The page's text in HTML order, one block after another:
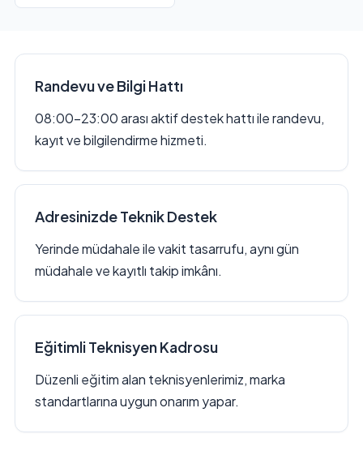
Randevu ve Bilgi Hattı
08:00–23:00 arası aktif destek hattı ile randevu,
kayıt ve bilgilendirme hizmeti.
Adresinizde Teknik Destek
Yerinde müdahale ile vakit tasarrufu, aynı gün
müdahale ve kayıtlı takip imkânı.
Eğitimli Teknisyen Kadrosu
Düzenli eğitim alan teknisyenlerimiz, marka
standartlarına uygun onarım yapar.